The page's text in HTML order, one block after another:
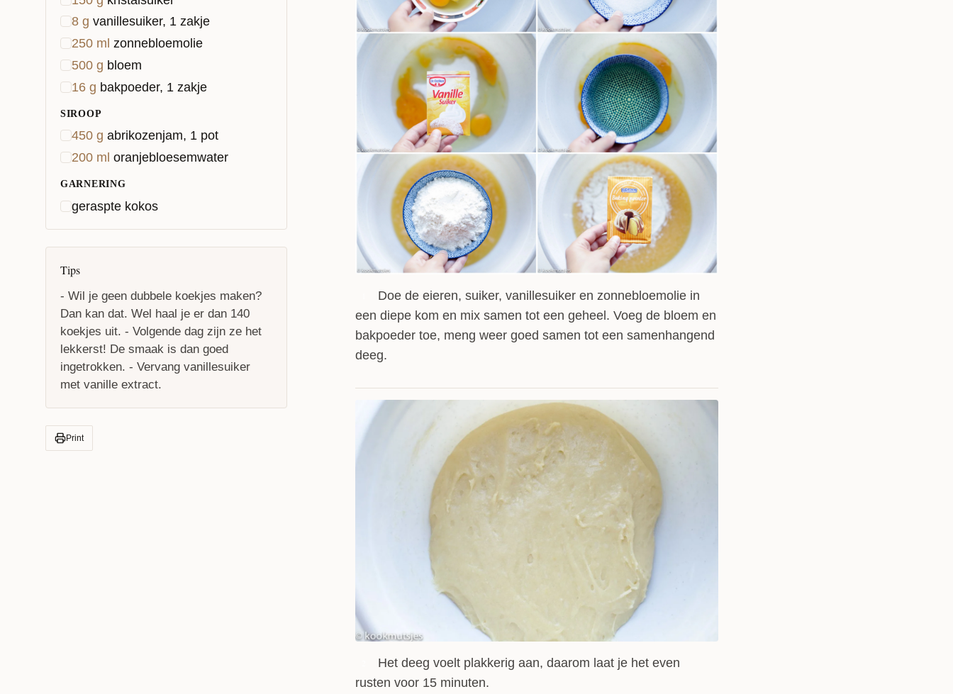
8 g vanillesuiker, 1 zakje
250 ml zonnebloemolie
500 g bloem
16 g bakpoeder, 1 zakje
SIROOP
450 g abrikozenjam, 1 pot
200 ml oranjebloesemwater
GARNERING
geraspte kokos
Tips
- Wil je geen dubbele koekjes maken?
Dan kan dat. Wel haal je er dan 140
koekjes uit. - Volgende dag zijn ze het
lekkerst! De smaak is dan goed
ingetrokken. - Vervang vanillesuiker
met vanille extract.
Print
Doe de eieren, suiker, vanillesuiker en zonnebloemolie in
een diepe kom en mix samen tot een geheel. Voeg de bloem en
bakpoeder toe, meng weer goed samen tot een samenhangend
deeg.
Het deeg voelt plakkerig aan, daarom laat je het even
rusten voor 15 minuten.